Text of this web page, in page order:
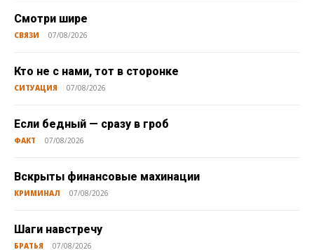
Смотри шире
СВЯЗИ 07/08/2026
Кто не с нами, тот в сторонке
СИТУАЦИЯ 07/08/2026
Если бедный — сразу в гроб
ФАКТ 07/08/2026
Вскрыты финансовые махинации
КРИМИНАЛ 07/08/2026
Шаги навстречу
БРАТЬЯ 07/08/2026